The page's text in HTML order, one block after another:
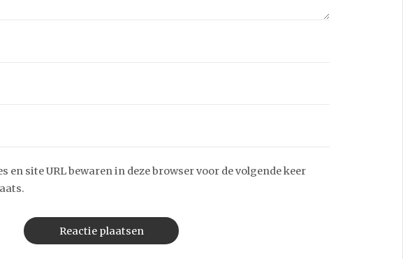
en site URL bewaren in deze browser voor de volgende keer